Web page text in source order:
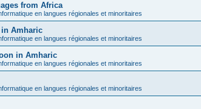
from Africa
en langues régionales et minoritaires
in Amharic
en langues régionales et minoritaires
in Amharic
en langues régionales et minoritaires
en langues régionales et minoritaires